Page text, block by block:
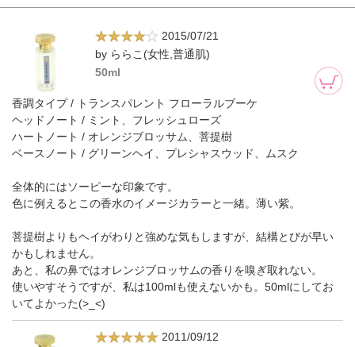
2015/07/21
by ららこ(女性,普通肌)
50ml
香調タイプ / トランスパレント フローラルブーケ
ヘッドノート / ミント、フレッシュローズ
ハートノート / オレンジブロッサム、菩提樹
ベースノート / グリーンヘイ、プレシャスウッド、ムスク
全体的にはソーピーな印象です。
色に例えるとこの香水のイメージカラーと一緒。薄い紫。
菩提樹よりもヘイがわりと強めな気もしますが、結構とびが早い
かもしれません。
あと、私の鼻ではオレンジブロッサムの香りを嗅ぎ取れない。
使いやすそうですが、私は100mlも使えないかも。50mlにしてお
いてよかった(>_<)
2011/09/12